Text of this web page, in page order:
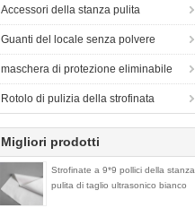
Accessori della stanza pulita
Guanti del locale senza polvere
maschera di protezione eliminabile
Rotolo di pulizia della strofinata
Migliori prodotti
Strofinate a 9*9 pollici della stanza
pulita di taglio ultrasonico bianco